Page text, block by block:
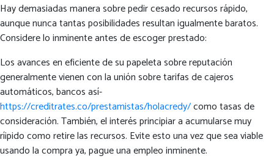
Hay demasiadas manera sobre pedir cesado recursos rápido,
aunque nunca tantas posibilidades resultan igualmente baratos.
Considere lo inminente antes de escoger prestado:
Los avances en eficiente de su papeleta sobre reputación
generalmente vienen con la unión sobre tarifas de cajeros
automáticos, bancos así­
https://creditrates.co/prestamistas/holacredy/como tasas de
consideración.También, el interés principiar a acumularse muy
rí¡pido como retire las recursos. Evite esto una vez que sea viable
usando la compra ya, pague una empleo inminente.